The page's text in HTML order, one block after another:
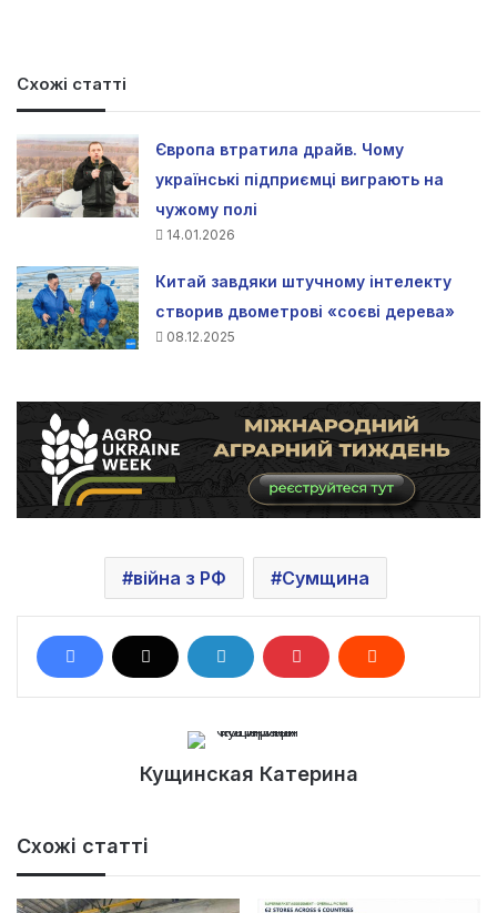
Схожі статті
Європа втратила драйв. Чому
українські підприємці виграють на
чужому полі
14.01.2026
Китай завдяки штучному інтелекту
створив двометрові «соєві дерева»
08.12.2025
війна з РФ Сумщина
Кущинская Катерина
Схожі статті